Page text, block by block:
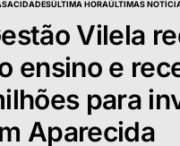
CIDADESÚLTIMA HORAÚLTIMAS
Vilela
ensino e
para
Aparecida